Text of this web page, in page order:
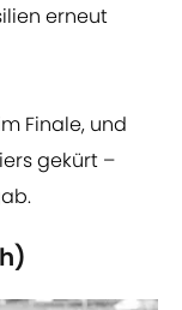
erneut
Finale, und
gekürt –